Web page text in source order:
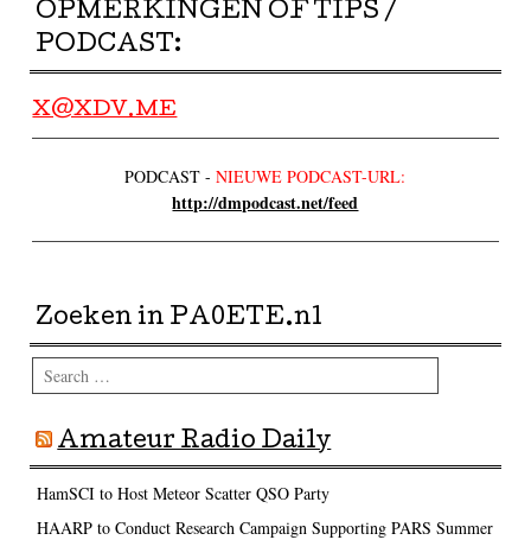
OPMERKINGEN OF TIPS /
PODCAST:
X@XDV.ME
PODCAST -NIEUWE PODCAST-URL:
http://dmpodcast.net/feed
Zoeken in PA0ETE.nl
Search
Amateur Radio Daily
HamSCI to Host Meteor Scatter QSO Party
HAARP to Conduct Research Campaign Supporting PARS Summer